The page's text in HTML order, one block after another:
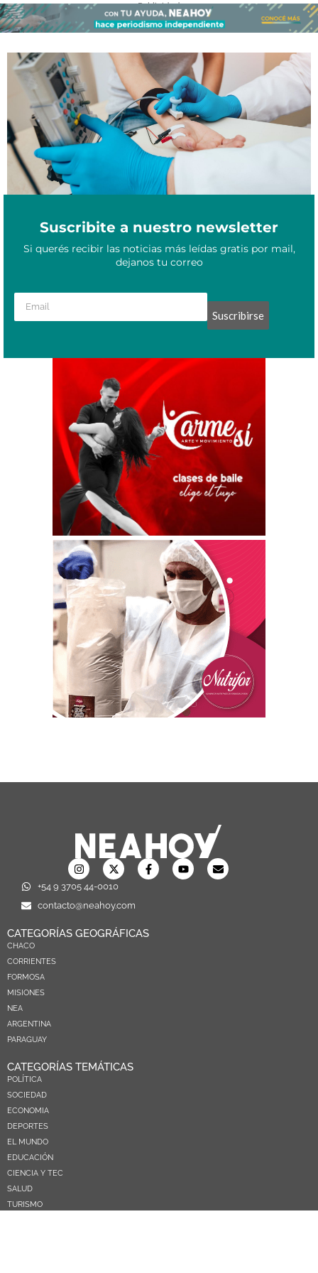
- Publicidad -
Un ingeniero correntino inventó un dispositivo que puede dar
soluciones a personas con discapacidad motora
Diciembre 21, 2022
Suscribite a nuestro newsletter
Si querés recibir las noticias más leídas gratis por mail,
dejanos tu correo
Suscribirse
+54 9 3705 44-0010
contacto@neahoy.com
CATEGORÍAS GEOGRÁFICAS
CHACO
CORRIENTES
FORMOSA
MISIONES
NEA
ARGENTINA
PARAGUAY
CATEGORÍAS TEMÁTICAS
POLÍTICA
SOCIEDAD
ECONOMIA
DEPORTES
EL MUNDO
EDUCACIÓN
CIENCIA Y TEC
SALUD
TURISMO